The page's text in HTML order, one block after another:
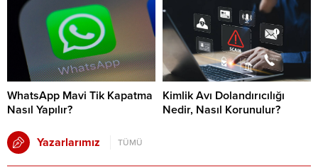
WhatsApp Mavi Tik Kapatma
Nasıl Yapılır?
Kimlik Avı Dolandırıcılığı
Nedir, Nasıl Korunulur?
Yazarlarımız TÜMÜ